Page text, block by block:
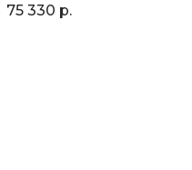
75 330 р.